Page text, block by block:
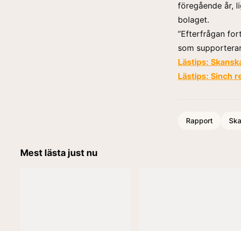
föregående år,
bolaget.
”Efterfrågan
som
Lästips:
Lästips: Sinch
Rapport
Mest lästa just nu